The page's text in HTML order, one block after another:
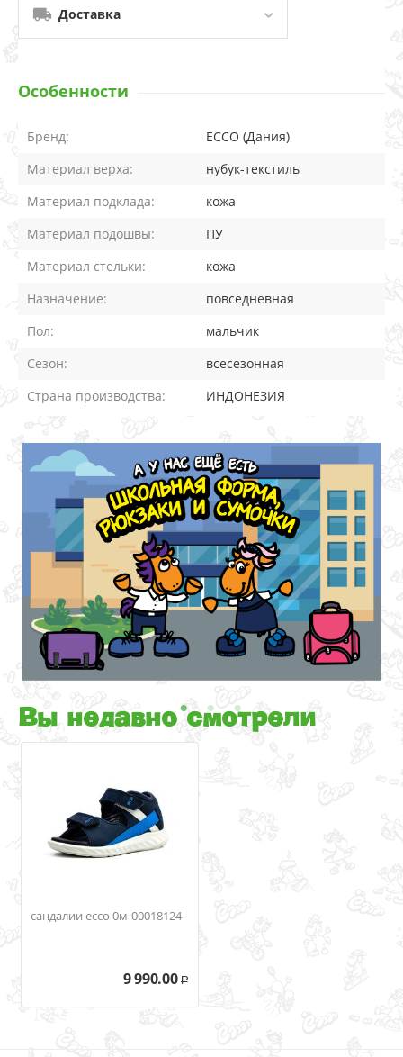
Доставка
Особенности
Бренд:
ECCO (Дания)
Материал верха:
нубук-текстиль
Материал подклада:
кожа
Материал подошвы:
ПУ
Материал стельки:
кожа
Назначение:
повседневная
Пол:
мальчик
Сезон:
всесезонная
Страна производства:
ИНДОНЕЗИЯ
Вы недавно смотрели
сандалии ecco 0м-00018124
9 990.00 Р